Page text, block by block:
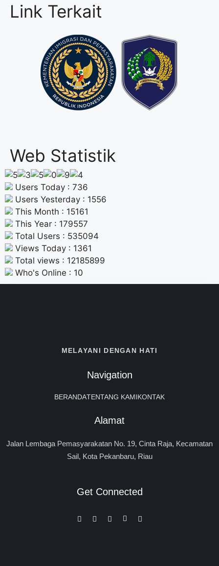
Link Terkait
Web Statistik
Users Today : 736
Users Yesterday : 1556
This Month : 15161
This Year : 179557
Total Users : 535094
Views Today : 1361
Total views : 12185899
Who's Online : 10
MELAYANI DENGAN HATI
Navigation
BERANDATENTANG KAMIKONTAK
Alamat
Jalan Lembaga Pemasyarakatan No. 19, Cinta Raja, Kecamatan
Sail, Kota Pekanbaru, Riau
Get Connected